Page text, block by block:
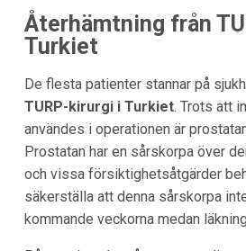
Återhämtning från
Turkiet
De flesta patienter stannar på
TURP-kirurgi i Turkiet. Trots att
användes i operationen är
Prostatan har en sårskorpa över
och vissa försiktighetsåtgärder
säkerställa att denna sårskorpa
kommande veckorna medan